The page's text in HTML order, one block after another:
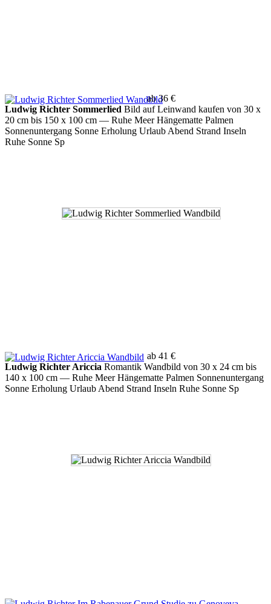
ab 36 €
Ludwig Richter Sommerlied Bild auf Leinwand kaufen von 30 x
20 cm bis 150 x 100 cm — Ruhe Meer Hängematte Palmen
Sonnenuntergang Sonne Erholung Urlaub Abend Strand Inseln
Ruhe Sonne Sp
ab 41 €
Ludwig Richter Ariccia Romantik Wandbild von 30 x 24 cm bis
140 x 100 cm — Ruhe Meer Hängematte Palmen Sonnenuntergang
Sonne Erholung Urlaub Abend Strand Inseln Ruhe Sonne Sp